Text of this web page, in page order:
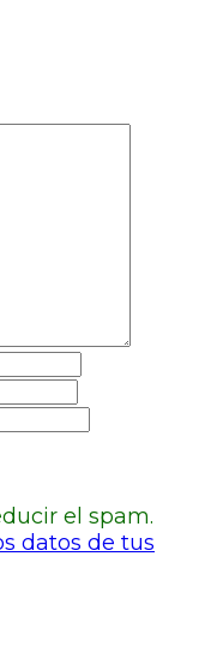
el spam.
datos de tus